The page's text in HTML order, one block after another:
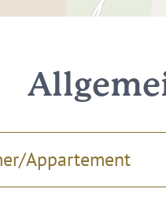
Appartement